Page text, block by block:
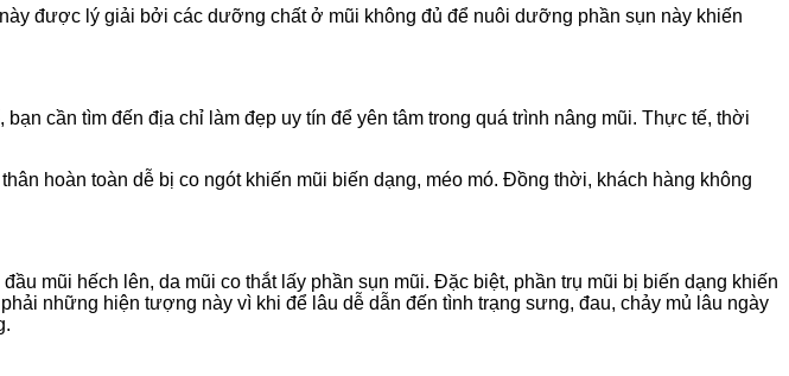
được lý giải bởi các dưỡng chất ở mũi không đủ để nuôi dưỡng phần sụn này khiến
cần tìm đến địa chỉ làm đẹp uy tín để yên tâm trong quá trình nâng mũi. Thực tế, thời
hoàn toàn dễ bị co ngót khiến mũi biến dạng, méo mó. Đồng thời, khách hàng không
mũi hếch lên, da mũi co thắt lấy phần sụn mũi. Đặc biệt, phần trụ mũi bị biến dạng khiến
những hiện tượng này vì khi để lâu dễ dẫn đến tình trạng sưng, đau, chảy mủ lâu ngày